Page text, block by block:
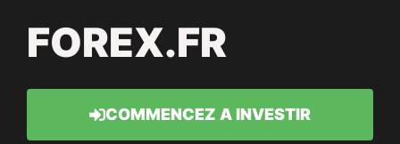
FOREX.FR
COMMENCEZ A INVESTIR